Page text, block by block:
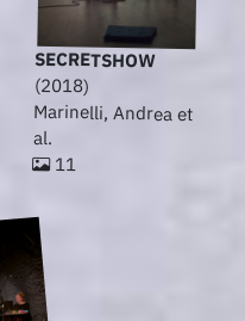
SECRETSHOW
(2018)
Marinelli, Andrea et
al.
11